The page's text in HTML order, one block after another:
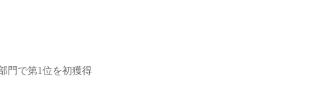
門で第1位を初獲得